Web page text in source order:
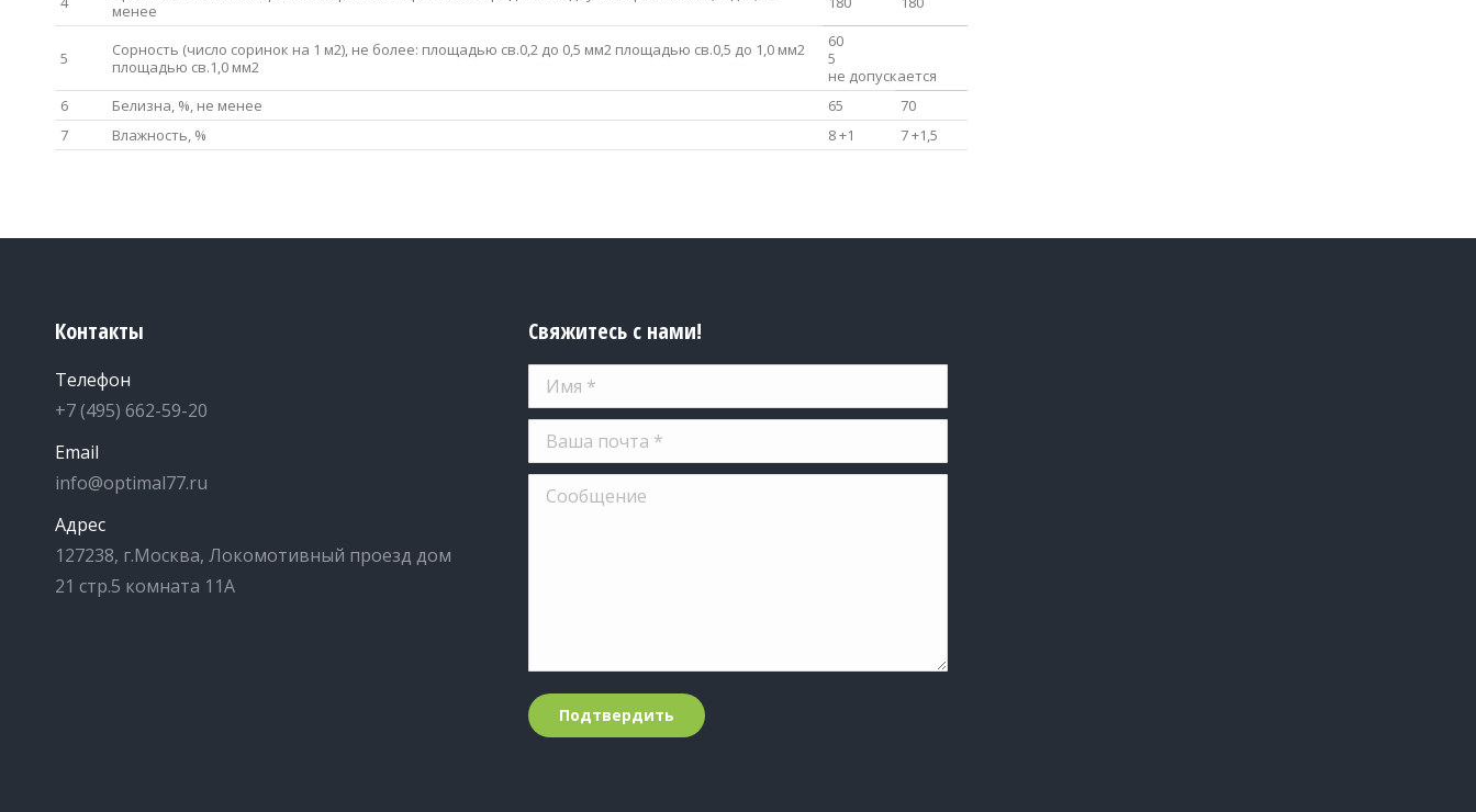
менее
5
Сорность (число соринок на 1 м2), не более: площадью св.0,2 до 0,5 мм2 площадью св.0,5 до 1,0 мм2
площадью св.1,0 мм2
60
5
не допускается
6
Белизна, %, не менее 65
70
7
Влажность, % 8 +1 7 +1,5
Контакты
Телефон
+7 (495) 662-59-20
Email
info@optimal77.ru
Адрес
127238, г.Москва, Локомотивный проезд дом
21 стр.5 комната 11А
Свяжитесь с нами!
Имя *
Ваша почта *
Сообщение
Подтвердить